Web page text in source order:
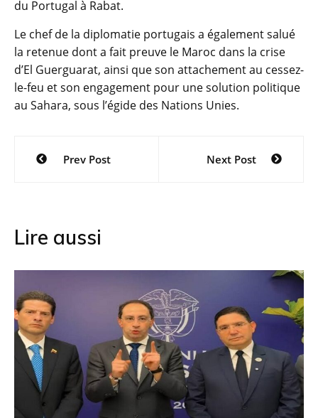
du Portugal à Rabat.
Le chef de la diplomatie portugais a également salué
la retenue dont a fait preuve le Maroc dans la crise
d’El Guerguarat, ainsi que son attachement au cessez-
le-feu et son engagement pour une solution politique
au Sahara, sous l’égide des Nations Unies.
Navigation
Prev Post Next Post
Lire aussi